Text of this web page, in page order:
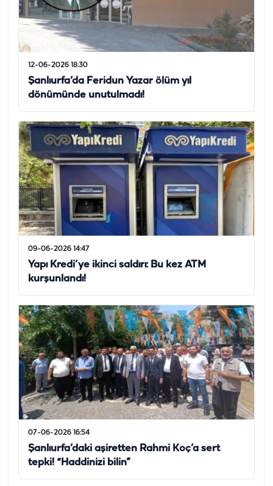
12-06-2026 18:30
Şanlıurfa’da Feridun Yazar ölüm yıl
dönümünde unutulmadı!
09-06-2026 14:47
Yapı Kredi’ye ikinci saldırı: Bu kez ATM
kurşunlandı!
07-06-2026 16:54
Şanlıurfa’daki aşiretten Rahmi Koç’a sert
tepki! “Haddinizi bilin”